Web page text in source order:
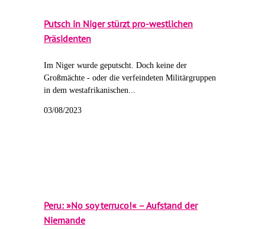
Putsch in Niger stürzt pro-westlichen
Präsidenten
Im Niger wurde geputscht. Doch keine der
Großmächte - oder die verfeindeten Militärgruppen
in dem westafrikanischen...
03/08/2023
Peru: »No soy terruco!« – Aufstand der
Niemande